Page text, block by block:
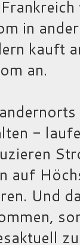
in
kauft
an.
-
auf
Und